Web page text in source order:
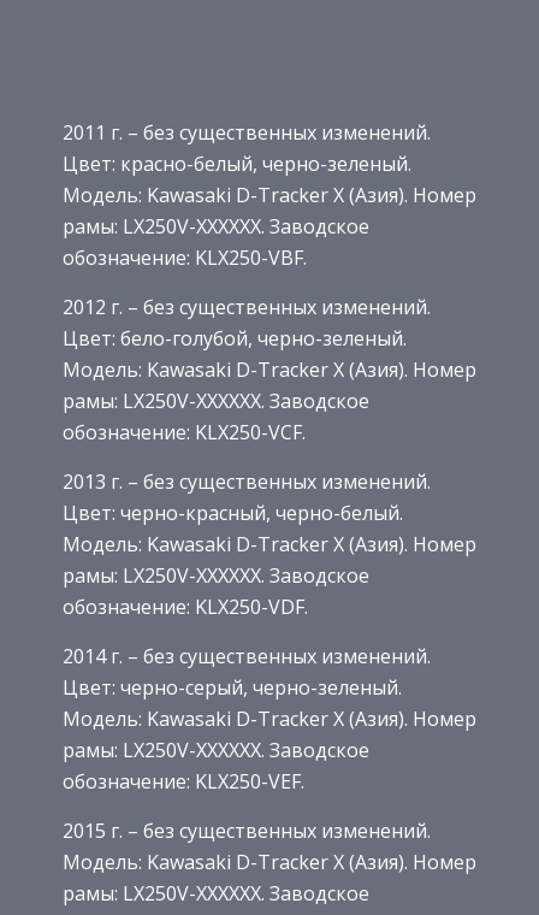
2011 г. – без существенных изменений.
Цвет: красно-белый, черно-зеленый.
Модель: Kawasaki D-Tracker X (Азия). Номер
рамы: LX250V-XXXXXX. Заводское
обозначение: KLX250-VBF.
2012 г. – без существенных изменений.
Цвет: бело-голубой, черно-зеленый.
Модель: Kawasaki D-Tracker X (Азия). Номер
рамы: LX250V-XXXXXX. Заводское
обозначение: KLX250-VCF.
2013 г. – без существенных изменений.
Цвет: черно-красный, черно-белый.
Модель: Kawasaki D-Tracker X (Азия). Номер
рамы: LX250V-XXXXXX. Заводское
обозначение: KLX250-VDF.
2014 г. – без существенных изменений.
Цвет: черно-серый, черно-зеленый.
Модель: Kawasaki D-Tracker X (Азия). Номер
рамы: LX250V-XXXXXX. Заводское
обозначение: KLX250-VEF.
2015 г. – без существенных изменений.
Модель: Kawasaki D-Tracker X (Азия). Номер
рамы: LX250V-XXXXXX. Заводское